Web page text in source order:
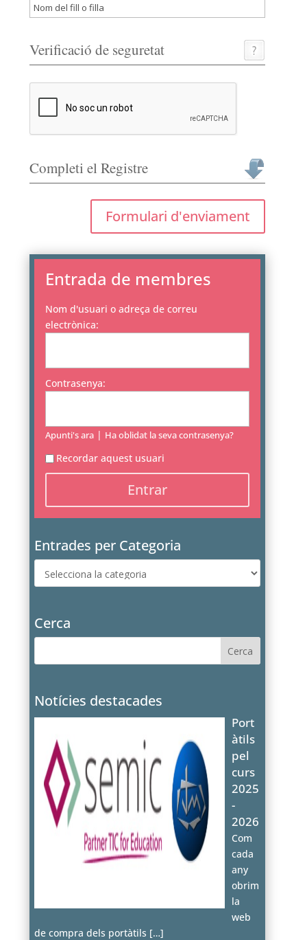
Verificació de seguretat
Completi el Registre
Formulari d'enviament
Entrada de membres
Nom d'usuari o adreça de correu
electrònica:
Contrasenya:
Apunti's ara | Ha oblidat la seva contrasenya?
Recordar aquest usuari
Entrades per Categoria
per
Cerca
Notícies destacades
Port
àtils
pel
curs
2025
-
2026
Com
cada
any
obrim
la
web
de compra dels portàtils […]